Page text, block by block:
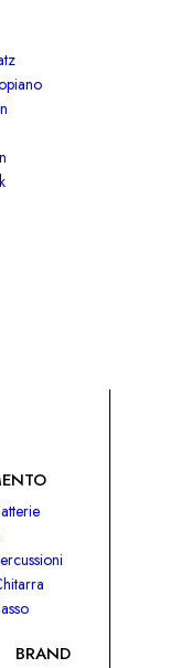
BRAND